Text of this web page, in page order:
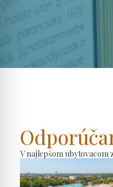
V najlepšom